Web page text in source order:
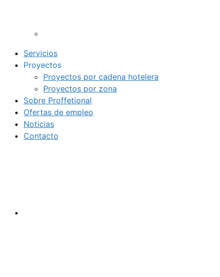
Servicios
Proyectos
Proyectos por cadena hotelera
Proyectos por zona
Sobre Proffetional
Ofertas de empleo
Noticias
Contacto